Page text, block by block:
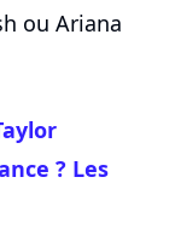
ou Ariana
? Les